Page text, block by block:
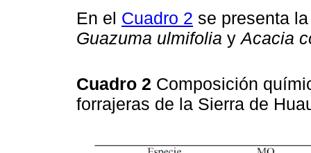
En el Cuadro 2 se presenta
Guazuma ulmifolia yAcacia
Cuadro 2 Composición
forrajeras de la Sierra de